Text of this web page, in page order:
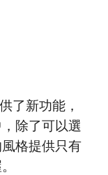
了新功能，
除了可以選
格提供只有